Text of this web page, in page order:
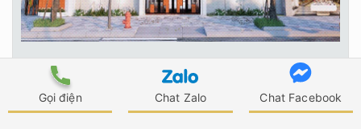
Gọi điện Chat Zalo Chat Facebook
Yêu cầu báo giá
Gia chủ cũng tận dụng mọi khoảng trống ở mặt tiền của ngôi